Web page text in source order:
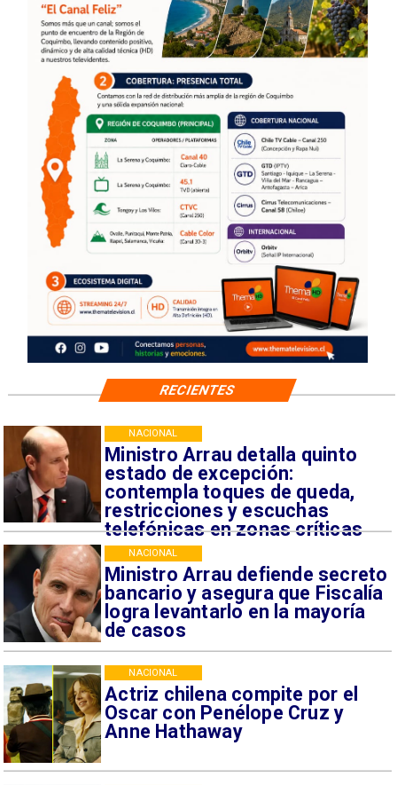
Ministro Arrau detalla quinto
estado de excepción:
contempla toques de queda,
restricciones y escuchas
telefónicas en zonas críticas
NACIONAL
Ministro Arrau defiende secreto
bancario y asegura que Fiscalía
logra levantarlo en la mayoría
de casos
NACIONAL
Actriz chilena compite por el
Oscar con Penélope Cruz y
Anne Hathaway
NACIONAL
RECIENTES